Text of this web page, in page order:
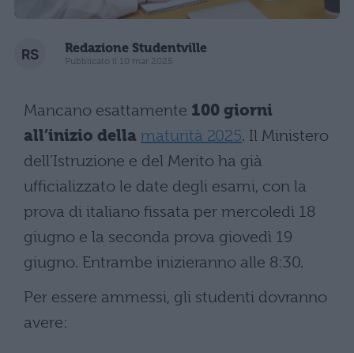
Redazione Studentville
Pubblicato il 10 mar 2025
Mancano esattamente 100 giorni
all’inizio della maturità 2025. Il Ministero
dell’Istruzione e del Merito ha già
ufficializzato le date degli esami, con la
prova di italiano fissata per mercoledì 18
giugno e la seconda prova giovedì 19
giugno. Entrambe inizieranno alle 8:30.
Per essere ammessi, gli studenti dovranno
avere: